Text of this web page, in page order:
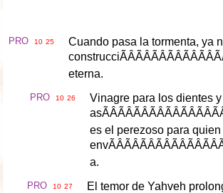
PRO 10 25 Cuando pasa la tormenta, ya
construcci
eterna.
PRO 10 26 Vinagre para los dientes y
as
es el perezoso para quien
env
a.
PRO 10 27 El temor de Yahveh